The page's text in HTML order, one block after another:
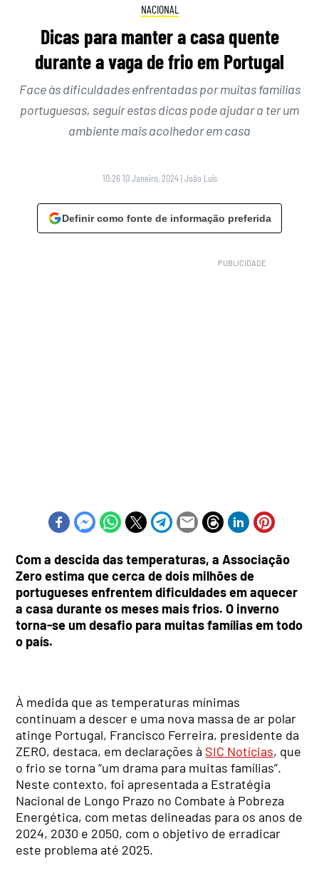
NACIONAL
Dicas para manter a casa quente
durante a vaga de frio em Portugal
Face às dificuldades enfrentadas por muitas famílias
portuguesas, seguir estas dicas pode ajudar a ter um
ambiente mais acolhedor em casa
10:26 10 Janeiro, 2024 |João Luís
Definir como fonte de informação preferida
Com a descida das temperaturas, a Associação
Zero estima que cerca de dois milhões de
portugueses enfrentem dificuldades em aquecer
a casa durante os meses mais frios. O inverno
torna-se um desafio para muitas famílias em todo
o país.
À medida que as temperaturas mínimas
continuam a descer e uma nova massa de ar polar
atinge Portugal, Francisco Ferreira, presidente da
ZERO, destaca, em declarações à SIC Notícias, que
o frio se torna “um drama para muitas famílias”.
Neste contexto, foi apresentada a Estratégia
Nacional de Longo Prazo no Combate à Pobreza
Energética, com metas delineadas para os anos de
2024, 2030 e 2050, com o objetivo de erradicar
este problema até 2025.